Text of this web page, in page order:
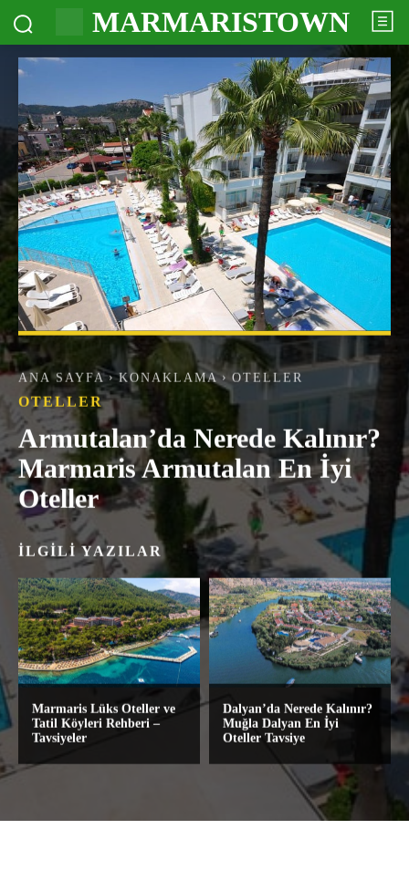
MARMARISTOWN
ANA SAYFA KONAKLAMA OTELLER
OTELLER
Armutalan’da Nerede Kalınır?
Marmaris Armutalan En İyi
Oteller
İLGILI YAZILAR
Marmaris Lüks Oteller ve
Tatil Köyleri Rehberi –
Tavsiyeler
Dalyan’da Nerede Kalınır?
Muğla Dalyan En İyi
Oteller Tavsiye